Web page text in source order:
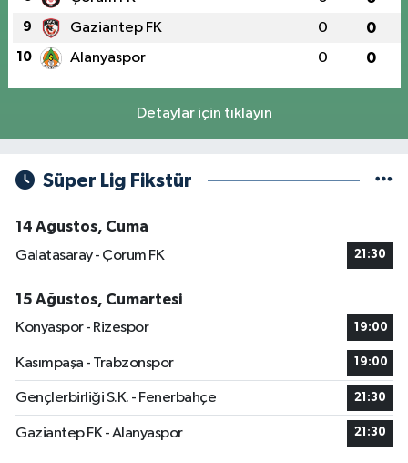
9 Gaziantep FK 0 0
10 Alanyaspor 0 0
Detaylar için tıklayın
Süper Lig Fikstür
14 Ağustos, Cuma
Galatasaray - Çorum FK
21:30
15 Ağustos, Cumartesi
Konyaspor - Rizespor
19:00
Kasımpaşa - Trabzonspor 19:00
Gençlerbirliği S.K. - Fenerbahçe 21:30
Gaziantep FK - Alanyaspor 21:30